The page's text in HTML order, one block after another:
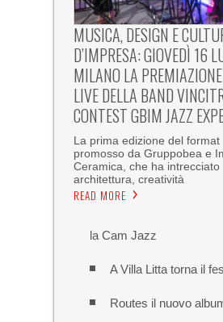
MUSICA, DESIGN E
D’IMPRESA: GIOVEDÌ 16
MILANO LA
LIVE DELLA BAND
CONTEST GBIM JAZZ
La prima edizione del format
promosso da Gruppobea e
Ceramica, che ha intrecciato
architettura, creatività
READ MORE
la Cam Jazz
A Villa Litta torna il
Routes il nuovo